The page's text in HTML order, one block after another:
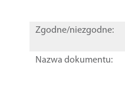
Zgodne/niezgodne:
Nazwa dokumentu: